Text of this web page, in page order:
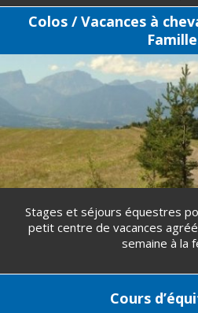
Colos / Vacances à
Stages et séjours équestres
petit centre de vacances
semaine à la
Cours